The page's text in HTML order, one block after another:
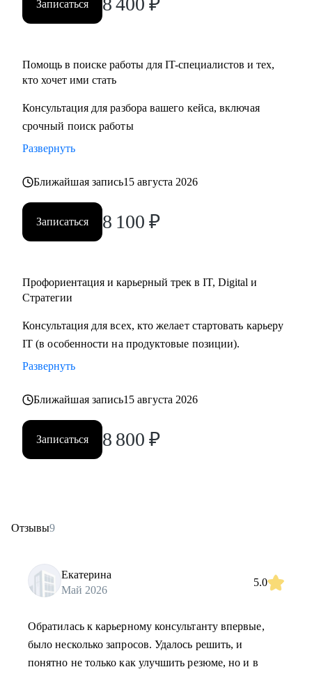
• Определим стратегию поиска подходящей роли и
Кому могу помочь:
• Product-менеджерам/Владельцам продуктов;
• Руководителям проектов/Руководителям стратегических
проектов;
• Специалистам по стратегии, инвестициям и консалтингу,
а также высшему и среднему менеджменту;
• Продуктовым аналитикам/Бизнес-аналитикам;
• Всем не IT-специалистам, которые хотят перейти в IT.
Записаться
Помощь в поиске работы для IT-специалистов и тех,
кто хочет ими стать
Консультация для разбора вашего кейса, включая
срочный поиск работы
Развернуть
Ближайшая запись15 августа 2026
Записаться 8 100 ₽
Профориентация и карьерный трек в IT, Digital и
Стратегии
Консультация для всех, кто желает стартовать карьеру
IT (в особенности на продуктовые позиции).
Развернуть
Ближайшая запись15 августа 2026
Записаться 8 800 ₽
Отзывы9
Екатерина
Май 2026
5.0
Обратилась к карьерному консультанту впервые,
было несколько запросов. Удалось решить, и
понятно не только как улучшить резюме, но и в